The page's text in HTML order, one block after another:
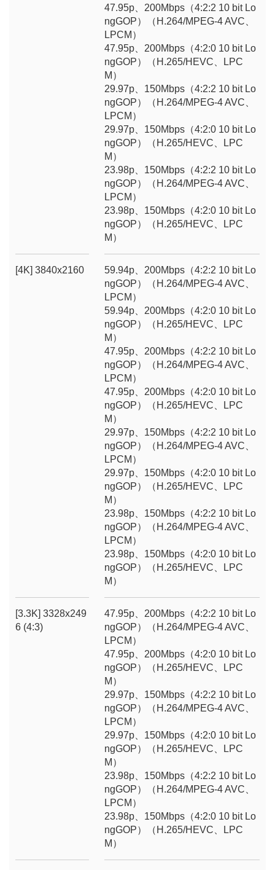
47.95p、200Mbps（4:2:2 10 bit Lo
ngGOP）（H.264/MPEG-4 AVC、
LPCM）
47.95p、200Mbps（4:2:0 10 bit Lo
ngGOP）（H.265/HEVC、LPC
M）
29.97p、150Mbps（4:2:2 10 bit Lo
ngGOP）（H.264/MPEG-4 AVC、
LPCM）
29.97p、150Mbps（4:2:0 10 bit Lo
ngGOP）（H.265/HEVC、LPC
M）
23.98p、150Mbps（4:2:2 10 bit Lo
ngGOP）（H.264/MPEG-4 AVC、
LPCM）
23.98p、150Mbps（4:2:0 10 bit Lo
ngGOP）（H.265/HEVC、LPC
M）
[4K] 3840x2160
59.94p、200Mbps（4:2:2 10 bit Lo
ngGOP）（H.264/MPEG-4 AVC、
LPCM）
59.94p、200Mbps（4:2:0 10 bit Lo
ngGOP）（H.265/HEVC、LPC
M）
47.95p、200Mbps（4:2:2 10 bit Lo
ngGOP）（H.264/MPEG-4 AVC、
LPCM）
47.95p、200Mbps（4:2:0 10 bit Lo
ngGOP）（H.265/HEVC、LPC
M）
29.97p、150Mbps（4:2:2 10 bit Lo
ngGOP）（H.264/MPEG-4 AVC、
LPCM）
29.97p、150Mbps（4:2:0 10 bit Lo
ngGOP）（H.265/HEVC、LPC
M）
23.98p、150Mbps（4:2:2 10 bit Lo
ngGOP）（H.264/MPEG-4 AVC、
LPCM）
23.98p、150Mbps（4:2:0 10 bit Lo
ngGOP）（H.265/HEVC、LPC
M）
[3.3K] 3328x249
6 (4:3)
47.95p、200Mbps（4:2:2 10 bit Lo
ngGOP）（H.264/MPEG-4 AVC、
LPCM）
47.95p、200Mbps（4:2:0 10 bit Lo
ngGOP）（H.265/HEVC、LPC
M）
29.97p、150Mbps（4:2:2 10 bit Lo
ngGOP）（H.264/MPEG-4 AVC、
LPCM）
29.97p、150Mbps（4:2:0 10 bit Lo
ngGOP）（H.265/HEVC、LPC
M）
23.98p、150Mbps（4:2:2 10 bit Lo
ngGOP）（H.264/MPEG-4 AVC、
LPCM）
23.98p、150Mbps（4:2:0 10 bit Lo
ngGOP）（H.265/HEVC、LPC
M）